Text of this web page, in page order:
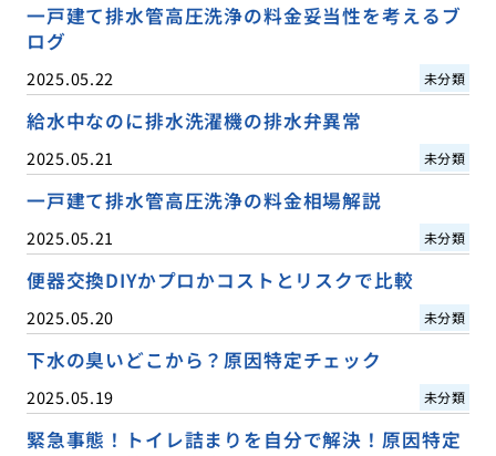
一戸建て排水管高圧洗浄の料金妥当性を考えるブ
ログ
2025.05.22 未分類
給水中なのに排水洗濯機の排水弁異常
2025.05.21 未分類
一戸建て排水管高圧洗浄の料金相場解説
2025.05.21 未分類
便器交換DIYかプロかコストとリスクで比較
2025.05.20 未分類
下水の臭いどこから？原因特定チェック
2025.05.19 未分類
緊急事態！トイレ詰まりを自分で解決！原因特定